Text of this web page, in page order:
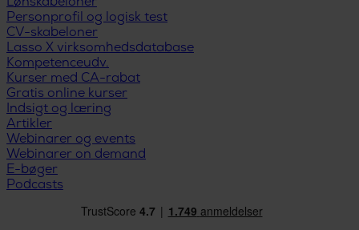
Personprofil og logisk test
CV-skabeloner
Lasso X virksomhedsdatabase
Kompetenceudv.
Kurser med CA-rabat
Gratis online kurser
Indsigt og læring
Artikler
Webinarer og events
Webinarer on demand
E-bøger
Podcasts